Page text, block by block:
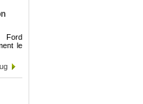
Ford
le